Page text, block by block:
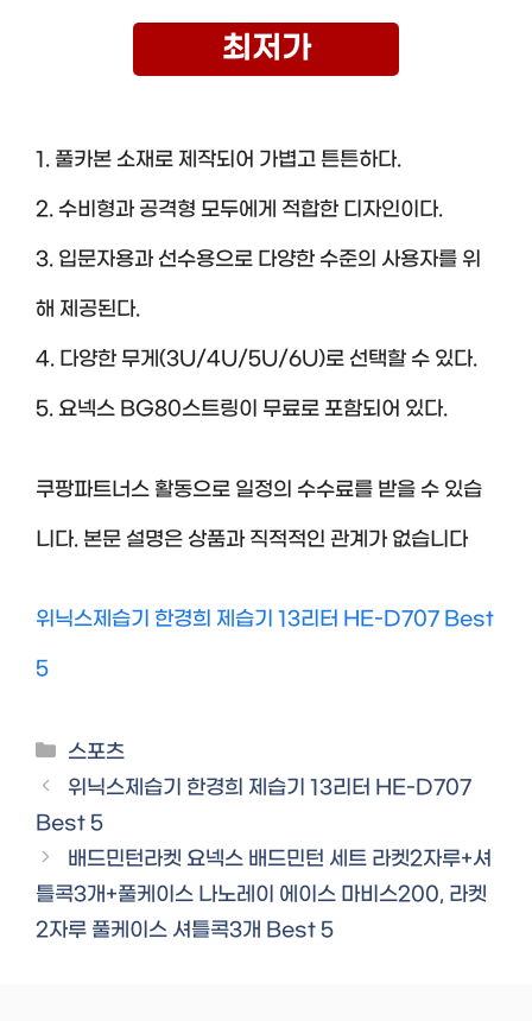
최저가
1. 풀카본 소재로 제작되어 가볍고 튼튼하다.
2. 수비형과 공격형 모두에게 적합한 디자인이다.
3. 입문자용과 선수용으로 다양한 수준의 사용자를 위
해 제공된다.
4. 다양한 무게(3U/4U/5U/6U)로 선택할 수 있다.
5. 요넥스 BG80스트링이 무료로 포함되어 있다.
쿠팡파트너스 활동으로 일정의 수수료를 받을 수 있습
니다. 본문 설명은 상품과 직적적인 관계가 없습니다
위닉스제습기 한경희 제습기 13리터 HE-D707 Best
5
Categories
스포츠
위닉스제습기 한경희 제습기 13리터 HE-D707
Best 5
배드민턴라켓 요넥스 배드민턴 세트 라켓2자루+셔
틀콕3개+풀케이스 나노레이 에이스 마비스200, 라켓
2자루 풀케이스 셔틀콕3개 Best 5